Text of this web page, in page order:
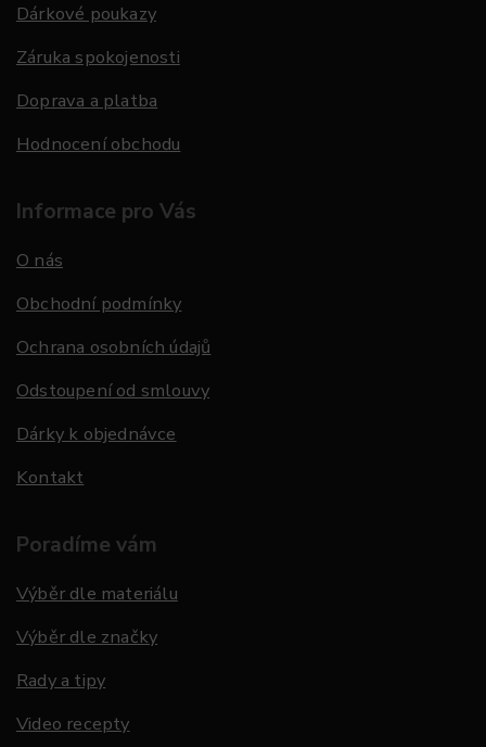
Dárkové poukazy
Záruka spokojenosti
Doprava a platba
Hodnocení obchodu
Informace pro Vás
O nás
Obchodní podmínky
Ochrana osobních údajů
Odstoupení od smlouvy
Dárky k objednávce
Kontakt
Poradíme vám
Výběr dle materiálu
Výběr dle značky
Rady a tipy
Video recepty